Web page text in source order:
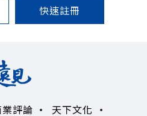
快速註冊
評論 天下文化